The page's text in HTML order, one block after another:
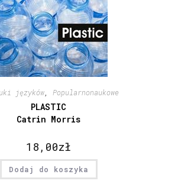
języków Popularnonaukowe
PLASTIC
Catrin Morris
18,00zł
Dodaj do koszyka